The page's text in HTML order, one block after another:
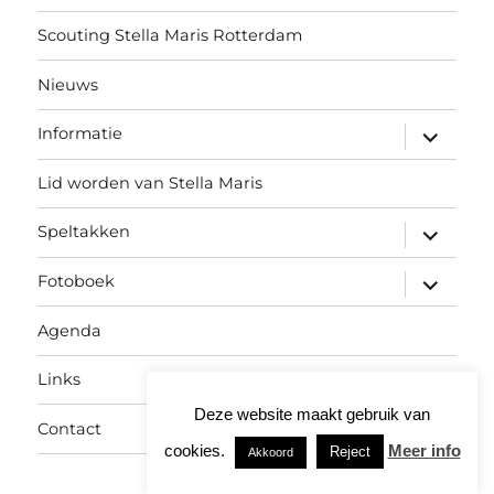
Scouting Stella Maris Rotterdam
Nieuws
Informatie
Lid worden van Stella Maris
Speltakken
Fotoboek
Agenda
Links
Contact
Deze website maakt gebruik van
cookies.
Akkoord Reject Meer info